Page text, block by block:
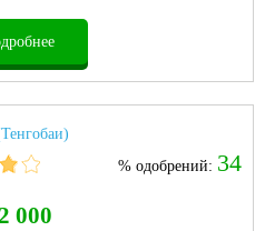
% одобрений: 34
000